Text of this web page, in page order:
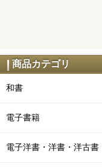
商品カテゴリ
和書
電子書籍
電子洋書・洋書・洋古書